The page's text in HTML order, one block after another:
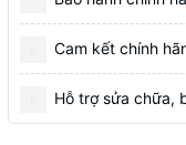
Cam kết chính
Hỗ trợ sửa chữa,